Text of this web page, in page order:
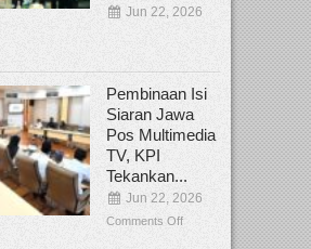
Jun 22, 2026
Pembinaan Isi
Siaran Jawa
Pos Multimedia
TV, KPI
Tekankan...
Jun 22, 2026
Comments Off